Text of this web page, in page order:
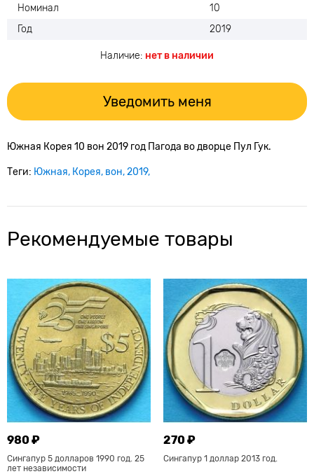
Номинал
10
Год
2019
Наличие: нет в наличии
Уведомить меня
Южная Корея 10 вон 2019 год Пагода во дворце Пул Гук.
Теги: Южная Корея вон 2019
Рекомендуемые товары
980 ₽
Сингапур 5 долларов 1990 год. 25
лет независимости
270 ₽
Сингапур 1 доллар 2013 год.